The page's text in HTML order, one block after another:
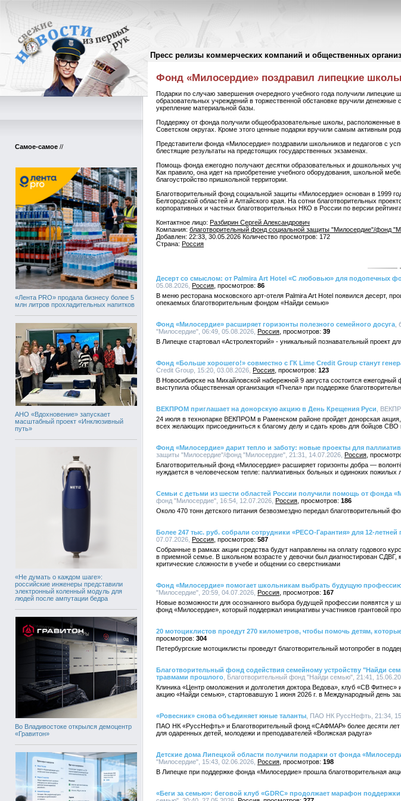
Пресс релизы коммерческих компаний и общественных
Самое-самое //
«Лента PRO» продала бизнесу более 5
млн литров прохладительных напитков
АНО «Вдохновение» запускает
масштабный проект «Инклюзивный
путь»
«Не думать о каждом шаге»:
российские инженеры представили
электронный коленный модуль для
людей после ампутации бедра
Во Владивостоке открылся демоцентр
«Гравитон»
Пресс-релизы//
Фонд «Милосердие» поздравил липецкие
Подарки по случаю завершения очередного учебного года получили
образовательных учреждений в торжественной обстановке вручили
укрепление материальной базы.
Поддержку от фонда получили общеобразовательные школы, расположенные
Советском округах. Кроме этого ценные подарки вручили самым активным
Представители фонда «Милосердие» поздравили школьников и педагогов с
блестящие результаты на предстоящих государственных экзаменах.
Помощь фонда ежегодно получают десятки образовательных и дошкольных
Как правило, она идет на приобретение учебного оборудования, школьной
благоустройство пришкольной территории.
Благотворительный фонд социальной защиты «Милосердие» основан в 1999
Белгородской областей и Алтайского края. На сотни благотворительных
корпоративных и частных благотворительных НКО в России по версии
Контактное лицо: Разбирин Сергей Александрович
Компания: благотворительный фонд социальной защиты "Милосердие"/фонд
Добавлен: 22:33, 30.05.2026 Количество просмотров: 172
Страна: Россия
Десерт со смыслом: от Palmira Art Hotel «С любовью» для подопечных
05.08.2026, Россия
86
В меню ресторана московского арт-отеля Palmira Art Hotel появился десерт,
опекаемых благотворительным фондом «Найди семью»
Фонд «Милосердие» расширяет горизонты полезного семейного досуга
"Милосердие", 06:49, 05.08.2026, Россия
39
В Липецке стартовал «Астролекторий» - уникальный познавательный проект
Фонд «Больше хорошего!» совместно с ГК Lime Credit Group станут
Credit Group, 15:20, 03.08.2026, Россия
123
В Новосибирске на Михайловской набережной 9 августа состоится
выступила общественная организация «Пчела» при поддержке
ВЕКПРОМ приглашает на донорскую акцию в День Крещения Руси ,
24 июля в технопарке ВЕКПРОМ в Раменском районе пройдет донорская
всех желающих присоединиться к благому делу и сдать кровь для бойцов СВО
Фонд «Милосердие» дарит тепло и заботу: новые проекты для
защиты "Милосердие"/фонд "Милосердие", 21:31, 14.07.2026, Россия
Благотворительный фонд «Милосердие» расширяет горизонты добра —
нуждается в человеческом тепле: паллиативных больных и одиноких пожилых
Семьи с детьми из шести областей России получили помощь от фонда
фонд "Милосердие", 16:54, 12.07.2026, Россия
186
Около 470 тонн детского питания безвозмездно передал
Более 247 тыс. руб. собрали сотрудники «РЕСО-Гарантия» для 12-
07.07.2026, Россия
587
Собранные в рамках акции средства будут направлены на оплату годового
в приемной семье. В школьном возрасте у девочки был диагностирован
критические сложности в учебе и общении со сверстниками
Фонд «Милосердие» помогает школьникам выбрать будущую
"Милосердие", 20:59, 04.07.2026, Россия
167
Новые возможности для осознанного выбора будущей профессии появятся у
фонд «Милосердие», который поддержал инициативы участников грантовой
20 мотоциклистов проедут 270 километров, чтобы помочь детям,
304
Петербургские мотоциклисты проведут благотворительный мотопробег в
Благотворительный фонд содействия семейному устройству "Найди
травмами прошлого , Благотворительный фонд "Найди семью", 21:41,
Клиника «Центр омоложения и долголетия доктора Ведова», клуб «СВ
акцию «Найди семью», стартовавшую 1 июня 2026 г. в Международный день
«Ровесник» снова объединяет юные таланты , ПАО НК РуссНефть, 21:34,
ПАО НК «РуссНефть» и Благотворительный фонд «САФМАР» более десяти
для одаренных детей, молодежи и преподавателей «Волжская радуга»
Детские дома Липецкой области получили подарки от фонда
"Милосердие", 15:43, 02.06.2026, Россия
198
В Липецке при поддержке фонда «Милосердие» прошла благотворительная
«Беги за семью»: беговой клуб «GDRC» продолжает марафон